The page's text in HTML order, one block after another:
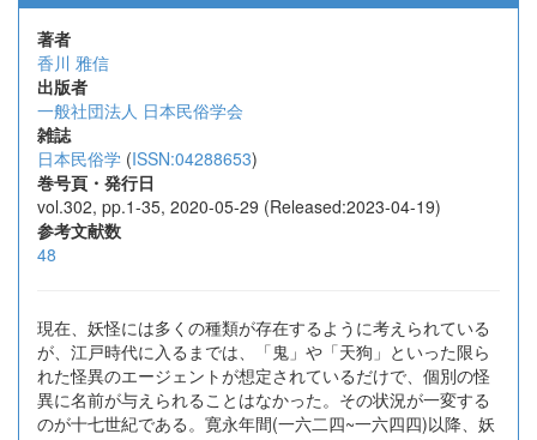
著者
香川 雅信
出版者
一般社団法人 日本民俗学会
雑誌
日本民俗学 (ISSN:04288653)
巻号頁・発行日
vol.302, pp.1-35, 2020-05-29 (Released:2023-04-19)
参考文献数
48
現在、妖怪には多くの種類が存在するように考えられている
が、江戸時代に入るまでは、「鬼」や「天狗」といった限ら
れた怪異のエージェントが想定されているだけで、個別の怪
異に名前が与えられることはなかった。その状況が一変する
のが十七世紀である。寛永年間(一六二四~一六四四)以降、妖